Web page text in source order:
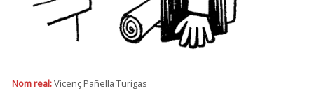
Nom real:Vicenç Pañella Turigas